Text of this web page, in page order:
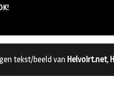
tekst/beeld van Helvoirt.net,